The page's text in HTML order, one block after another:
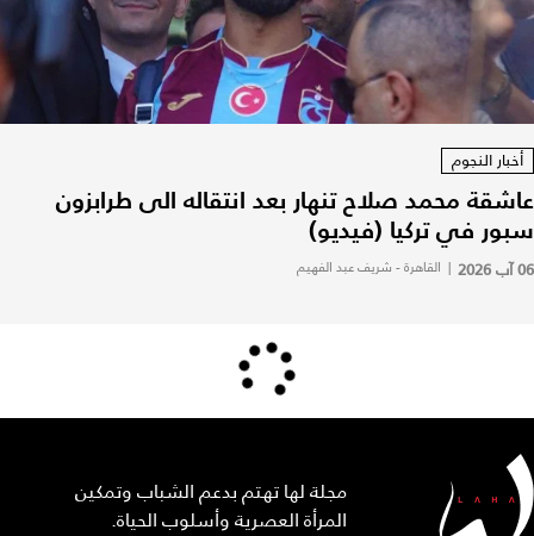
أخبار النجوم
عاشقة محمد صلاح تنهار بعد انتقاله الى طرابزون
سبور في تركيا (فيديو)
06 آب 2026 | القاهرة - شريف عبد الفهيم
مجلة لها تهتم بدعم الشباب وتمكين
المرأة العصرية وأسلوب الحياة.